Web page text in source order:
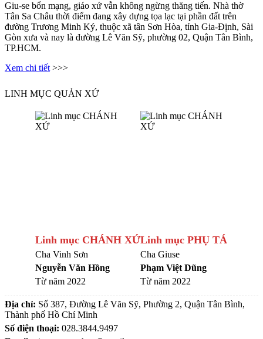
Giu-se bổn mạng, giáo xứ vẫn không ngừng thăng tiến. Nhà thờ
Tân Sa Châu thời điểm đang xây dựng tọa lạc tại phần đất trên
đường Trương Minh Ký, thuộc xã tân Sơn Hòa, tỉnh Gia-Định, Sài
Gòn xưa và nay là đường Lê Văn Sỹ, phường 02, Quận Tân Bình,
TP.HCM.
Xem chi tiết >>>
LINH MỤC QUẢN XỨ
Linh mục CHÁNH XỨ
Cha Vinh Sơn
Nguyễn Văn Hồng
Từ năm 2022
Linh mục PHỤ TÁ
Cha Giuse
Phạm Việt Dũng
Từ năm 2022
Địa chỉ: Số 387, Đường Lê Văn Sỹ, Phường 2, Quận Tân Bình,
Thành phố Hồ Chí Minh
Số điện thoại: 028.3844.9497